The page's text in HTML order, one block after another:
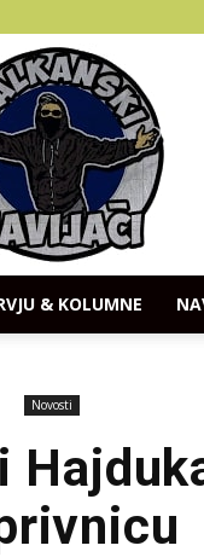
Navijaci
& KOLUMNE
Novosti